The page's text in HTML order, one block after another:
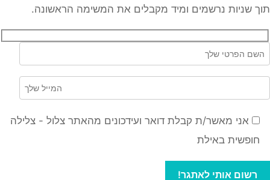
תוך שניות נרשמים ומיד מקבלים את המשימה הראשונה.
אני מאשר/ת קבלת דואר ועידכונים מהאתר צלול - צלילה
חופשית באילת